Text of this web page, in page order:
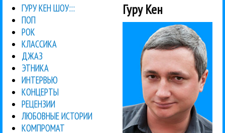
ГУРУ КЕН ШОУ:::
ПОП
РОК
КЛАССИКА
ДЖАЗ
ЭТНИКА
ИНТЕРВЬЮ
КОНЦЕРТЫ
РЕЦЕНЗИИ
ЛЮБОВНЫЕ ИСТОРИИ
КОМПРОМАТ
Гуру Кен